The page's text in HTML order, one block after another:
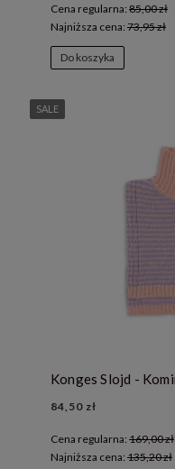
Cena regularna: 85,00 zł
Najniższa cena: 73,95 zł
Do koszyka
84,50 zł
Cena regularna: 169,00 zł
Najniższa cena: 135,20 zł
SALE